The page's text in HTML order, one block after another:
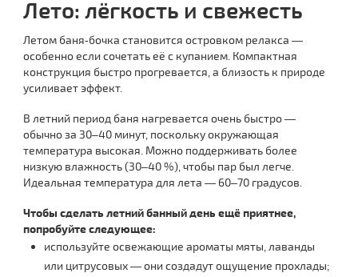
Лето: лёгкость и свежесть
Летом баня‑бочка становится островком релакса —
особенно если сочетать её с купанием. Компактная
конструкция быстро прогревается, а близость к природе
усиливает эффект.
В летний период баня нагревается очень быстро —
обычно за 30–40 минут, поскольку окружающая
температура высокая. Можно поддерживать более
низкую влажность (30–40 %), чтобы пар был легче.
Идеальная температура для лета — 60–70 градусов.
Чтобы сделать летний банный день ещё приятнее,
попробуйте следующее:
используйте освежающие ароматы мяты, лаванды
или цитрусовых — они создадут ощущение прохлады;